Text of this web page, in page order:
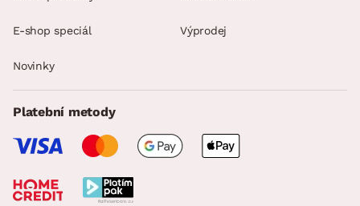
E-shop speciál Výprodej
Novinky
Platební metody